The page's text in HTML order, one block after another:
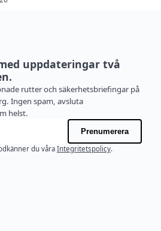
uppdateringar två
rutter och säkerhetsbriefingar på
Ingen spam, avsluta
helst.
Prenumerera
du våra Integritetspolicy.